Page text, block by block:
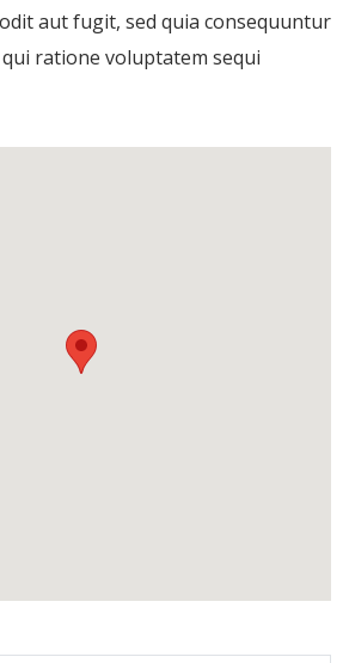
aut fugit, sed quia consequuntur
ratione voluptatem sequi